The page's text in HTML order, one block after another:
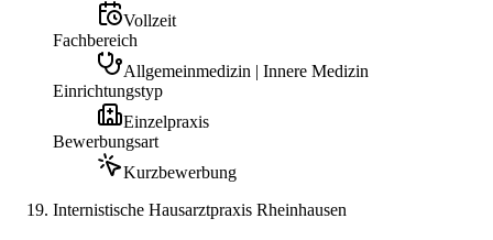
Vollzeit
Fachbereich
Allgemeinmedizin | Innere Medizin
Einrichtungstyp
Einzelpraxis
Bewerbungsart
Kurzbewerbung
Internistische Hausarztpraxis Rheinhausen